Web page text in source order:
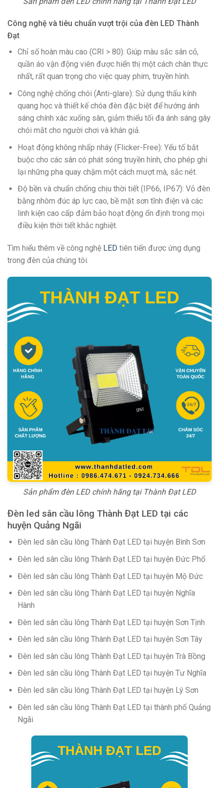
Công nghệ và tiêu chuẩn vượt trội của đèn LED Thành
Đạt
Chỉ số hoàn màu cao (CRI > 80): Giúp màu sắc sân cỏ,
quần áo vận động viên được hiển thị một cách chân thực
nhất, rất quan trọng cho việc quay phim, truyền hình.
Công nghệ chống chói (Anti-glare): Sử dụng thấu kính
quang học và thiết kế chóa đèn đặc biệt để hướng ánh
sáng chính xác xuống sân, giảm thiểu tối đa ánh sáng gây
chói mắt cho người chơi và khán giả.
Hoạt động không nhấp nháy (Flicker-Free): Yếu tố bắt
buộc cho các sân có phát sóng truyền hình, cho phép ghi
lại những pha quay chậm một cách mượt mà, sắc nét.
Độ bền và chuẩn chống chịu thời tiết (IP66, IP67): Vỏ đèn
bằng nhôm đúc áp lực cao, bề mặt sơn tĩnh điện và các
linh kiện cao cấp đảm bảo hoạt động ổn định trong mọi
điều kiện thời tiết khắc nghiệt.
Tìm hiểu thêm về công nghệ LED tiên tiến được ứng dụng
trong đèn của chúng tôi.
Sản phẩm đèn LED chính hãng tại Thành Đạt LED
Đèn led sân cầu lông Thành Đạt LED tại các
huyện Quảng Ngãi
Đèn led sân cầu lông Thành Đạt LED tại huyện Bình Sơn
Đèn led sân cầu lông Thành Đạt LED tại huyện Đức Phổ
Đèn led sân cầu lông Thành Đạt LED tại huyện Mộ Đức
Đèn led sân cầu lông Thành Đạt LED tại huyện Nghĩa
Hành
Đèn led sân cầu lông Thành Đạt LED tại huyện Sơn Tịnh
Đèn led sân cầu lông Thành Đạt LED tại huyện Sơn Tây
Đèn led sân cầu lông Thành Đạt LED tại huyện Trà Bồng
Đèn led sân cầu lông Thành Đạt LED tại huyện Tư Nghĩa
Đèn led sân cầu lông Thành Đạt LED tại huyện Lý Sơn
Đèn led sân cầu lông Thành Đạt LED tại thành phố Quảng
Ngãi